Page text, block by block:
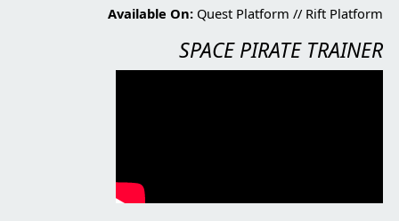
Available On: Quest Platform // Rift Platform
SPACE PIRATE TRAINER